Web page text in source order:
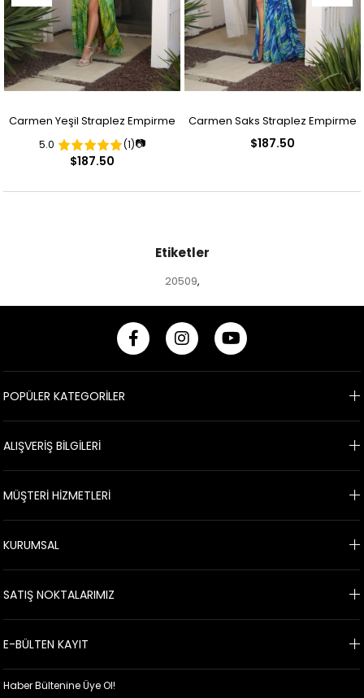
Carmen Yeşil Straplez Empirme
Desenli Abiye Elbise
5.0 (1)📷
$187.50
Carmen Saks Straplez Empirme
$187.50
Etiketler
20509,
POPÜLER KATEGORİLER
ALIŞVERİŞ BİLGİLERİ
MÜŞTERİ HİZMETLERİ
KURUMSAL
SATIŞ NOKTALARIMIZ
E-BÜLTEN KAYIT
Haber Bültenine Üye Ol!